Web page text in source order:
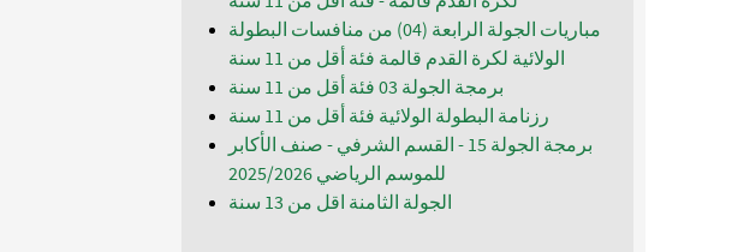
مباريات الجولة الرابعة (04) من منافسات البطولة
الولائية لكرة القدم قالمة فئة أقل من 11 سنة
برمجة الجولة 03 فئة أقل من 11 سنة
رزنامة البطولة الولائية فئة أقل من 11 سنة
برمجة الجولة 15 - القسم الشرفي - صنف الأكابر
للموسم الرياضي 2025/2026
الجولة الثامنة اقل من 13 سنة